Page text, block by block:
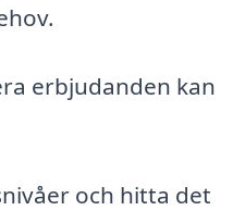
erbjudanden kan
och hitta det